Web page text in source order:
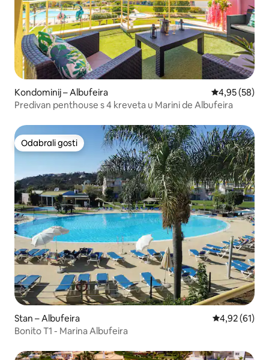
Kondominij – Albufeira Prosječna
4,95 (58)
Predivan penthouse s 4 kreveta u Marini de Albufeira
Odabrali gosti
Odabrali gosti
Stan – Albufeira Prosječna
4,92 (61)
Bonito T1 - Marina Albufeira